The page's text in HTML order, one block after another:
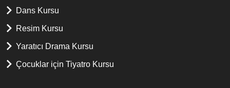
Dans Kursu
Resim Kursu
Yaratıcı Drama Kursu
Çocuklar için Tiyatro Kursu